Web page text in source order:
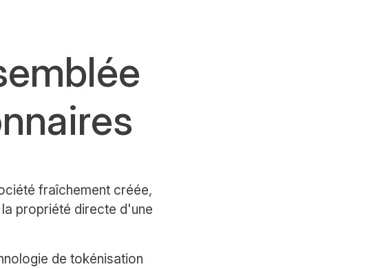
fraîchement créée,
propriété directe d'une
de tokénisation